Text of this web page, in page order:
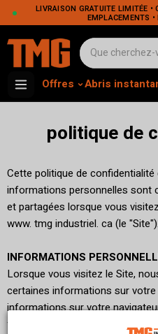
LIVRAISON GRATUITE LIMITÉE •
EMPLACEMENTS
Offres Abris
politique de
Cette politique de
informations personnelles sont
et partagées lorsque vous
www. tmg industriel. ca (le "Site").
INFORMATIONS
Lorsque vous visitez le Site,
certaines informations sur
informations sur votre
fuseau horaire et certains des